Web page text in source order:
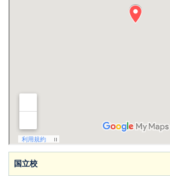
国立校